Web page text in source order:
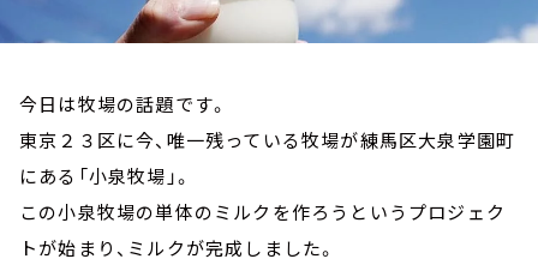
今日は牧場の話題です。
東京２３区に今、唯一残っている牧場が練馬区大泉学園町
にある「小泉牧場」。
この小泉牧場の単体のミルクを作ろうというプロジェク
トが始まり、ミルクが完成しました。